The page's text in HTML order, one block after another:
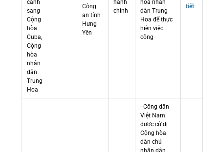
cảnh
sang
Cộng
hòa
Cuba,
Cộng
hòa
nhân
dân
Trung
Hoa
Công
an tỉnh
Hưng
Yên
hành
chính
hòa nhân
dân Trung
Hoa để thực
hiện việc
công
tiết
- Công dân
Việt Nam
được cử đi
Cộng hòa
dân chủ
nhân dân